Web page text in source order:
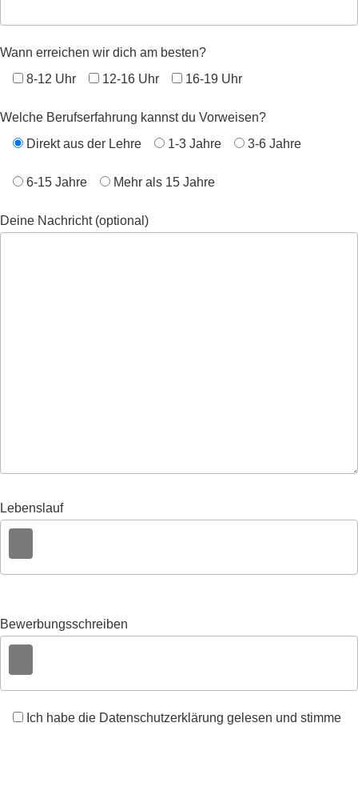
Wann erreichen wir dich am besten?
8-12 Uhr
12-16 Uhr 16-19 Uhr
Welche Berufserfahrung kannst du Vorweisen?
Direkt aus der Lehre
1-3 Jahre 3-6 Jahre
6-15 Jahre Mehr als 15 Jahre
Deine Nachricht (optional)
Lebenslauf
Bewerbungsschreiben
Ich habe die Datenschutzerklärung gelesen und stimme